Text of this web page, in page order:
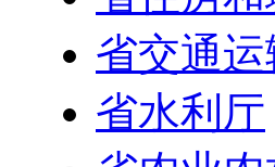
省交通
省水利厅